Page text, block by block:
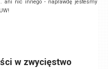
ani nic innego - naprawdę jesteśmy
w zwycięstwo